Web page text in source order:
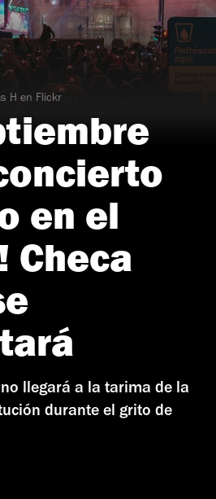
Flickr
H en Flickr
en el
Checa
llegará a la tarima de la
durante el grito de